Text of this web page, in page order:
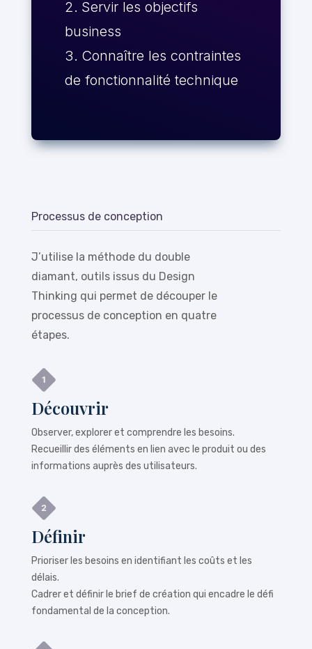
Servir les objectifs
business
Connaître les contraintes
de fonctionnalité technique
Processus de conception
J’utilise la méthode du double
diamant, outils issus du Design
Thinking qui permet de découper le
processus de conception en quatre
étapes.
Découvrir
Observer, explorer et comprendre les besoins.
Recueillir des éléments en lien avec le produit ou des
informations auprès des utilisateurs.
Définir
Prioriser les besoins en identifiant les coûts et les
délais.
Cadrer et définir le brief de création qui encadre le défi
fondamental de la conception.